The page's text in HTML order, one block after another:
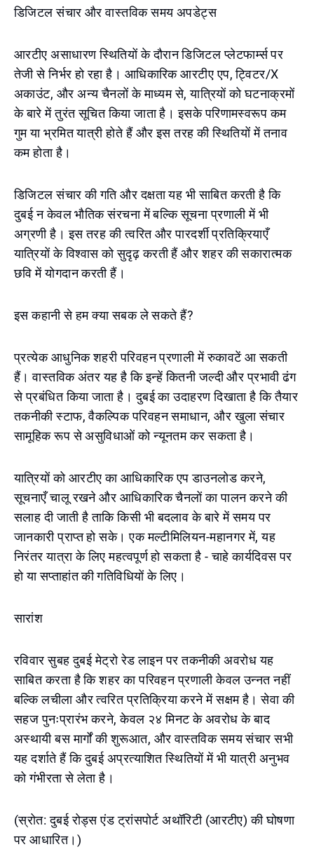
डिजिटल संचार और वास्तविक समय अपडेट्स
आरटीए असाधारण स्थितियों के दौरान डिजिटल प्लेटफार्म्स पर
तेजी से निर्भर हो रहा है। आधिकारिक आरटीए एप, ट्विटर/X
अकाउंट, और अन्य चैनलों के माध्यम से, यात्रियों को घटनाक्रमों
के बारे में तुरंत सूचित किया जाता है। इसके परिणामस्वरूप कम
गुम या भ्रमित यात्री होते हैं और इस तरह की स्थितियों में तनाव
कम होता है।
डिजिटल संचार की गति और दक्षता यह भी साबित करती है कि
दुबई न केवल भौतिक संरचना में बल्कि सूचना प्रणाली में भी
अग्रणी है। इस तरह की त्वरित और पारदर्शी प्रतिक्रियाएँ
यात्रियों के विश्वास को सुदृढ़ करती हैं और शहर की सकारात्मक
छवि में योगदान करती हैं।
इस कहानी से हम क्या सबक ले सकते हैं?
प्रत्येक आधुनिक शहरी परिवहन प्रणाली में रुकावटें आ सकती
हैं। वास्तविक अंतर यह है कि इन्हें कितनी जल्दी और प्रभावी ढंग
से प्रबंधित किया जाता है। दुबई का उदाहरण दिखाता है कि तैयार
तकनीकी स्टाफ, वैकल्पिक परिवहन समाधान, और खुला संचार
सामूहिक रूप से असुविधाओं को न्यूनतम कर सकता है।
यात्रियों को आरटीए का आधिकारिक एप डाउनलोड करने,
सूचनाएँ चालू रखने और आधिकारिक चैनलों का पालन करने की
सलाह दी जाती है ताकि किसी भी बदलाव के बारे में समय पर
जानकारी प्राप्त हो सके। एक मल्टीमिलियन-महानगर में, यह
निरंतर यात्रा के लिए महत्वपूर्ण हो सकता है - चाहे कार्यदिवस पर
हो या सप्ताहांत की गतिविधियों के लिए।
सारांश
रविवार सुबह दुबई मेट्रो रेड लाइन पर तकनीकी अवरोध यह
साबित करता है कि शहर का परिवहन प्रणाली केवल उन्नत नहीं
बल्कि लचीला और त्वरित प्रतिक्रिया करने में सक्षम है। सेवा की
सहज पुनःप्रारंभ करने, केवल २४ मिनट के अवरोध के बाद
अस्थायी बस मार्गों की शुरूआत, और वास्तविक समय संचार सभी
यह दर्शाते हैं कि दुबई अप्रत्याशित स्थितियों में भी यात्री अनुभव
को गंभीरता से लेता है।
(स्रोत: दुबई रोड्स एंड ट्रांसपोर्ट अथॉरिटी (आरटीए) की घोषणा
पर आधारित।)